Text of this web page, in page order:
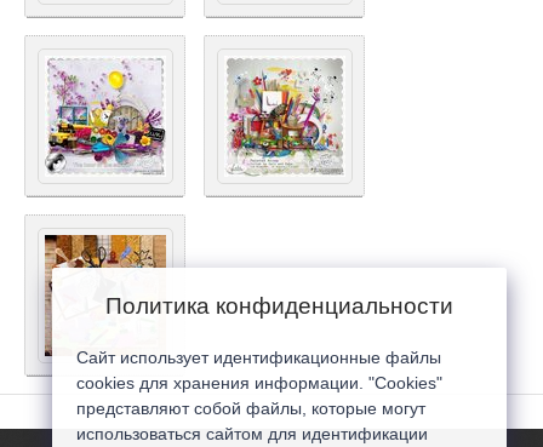
Политика конфиденциальности
Сайт использует идентификационные файлы
cookies для хранения информации. "Cookies"
представляют собой файлы, которые могут
использоваться сайтом для идентификации